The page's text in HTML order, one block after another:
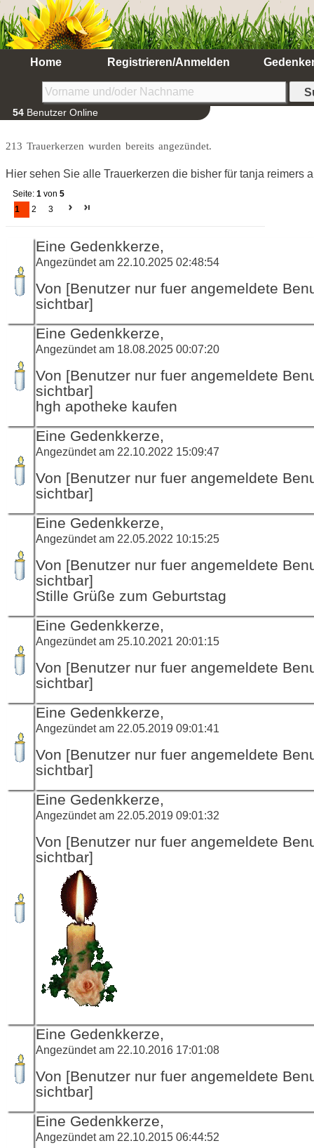
Home Registrieren/Anmelden
54 Benutzer Online
213 Trauerkerzen wurden bereits angezündet.
Hier sehen Sie alle Trauerkerzen die bisher für tanja reimers
Seite: 1 von 5
1
2 3
Eine Gedenkkerze,
Angezündet am 22.10.2025 02:48:54
Von [Benutzer nur fuer angemeldete
sichtbar]
Eine Gedenkkerze,
Angezündet am 18.08.2025 00:07:20
Von [Benutzer nur fuer angemeldete
sichtbar]
hgh apotheke kaufen
Eine Gedenkkerze,
Angezündet am 22.10.2022 15:09:47
Von [Benutzer nur fuer angemeldete
sichtbar]
Eine Gedenkkerze,
Angezündet am 22.05.2022 10:15:25
Von [Benutzer nur fuer angemeldete
sichtbar]
Stille Grüße zum Geburtstag
Eine Gedenkkerze,
Angezündet am 25.10.2021 20:01:15
Von [Benutzer nur fuer angemeldete
sichtbar]
Eine Gedenkkerze,
Angezündet am 22.05.2019 09:01:41
Von [Benutzer nur fuer angemeldete
sichtbar]
Eine Gedenkkerze,
Angezündet am 22.05.2019 09:01:32
Von [Benutzer nur fuer angemeldete
sichtbar]
Eine Gedenkkerze,
Angezündet am 22.10.2016 17:01:08
Von [Benutzer nur fuer angemeldete
sichtbar]
Eine Gedenkkerze,
Angezündet am 22.10.2015 06:44:52